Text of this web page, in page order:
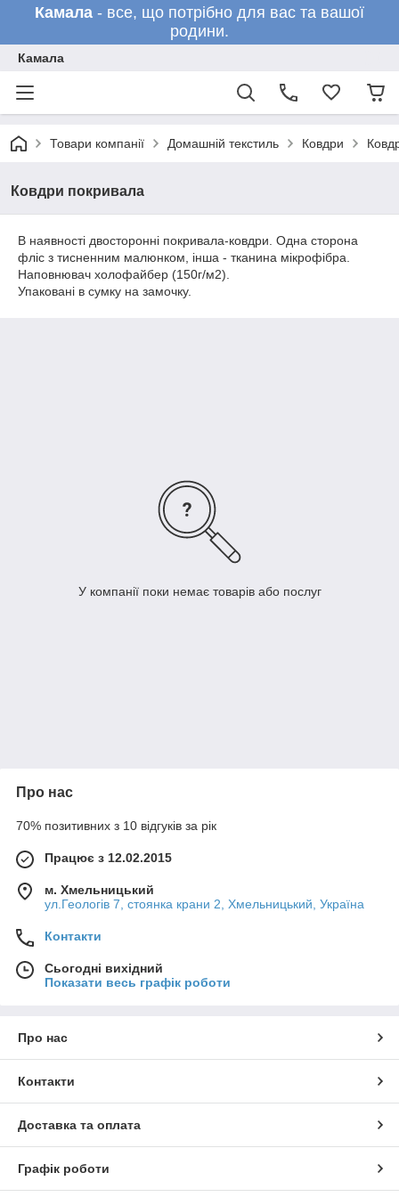
Камала - все, що потрібно для вас та вашої
родини.
Камала
Товари компанії Домашній текстиль Ковдри
Ковдри покривала
В наявності двосторонні покривала-ковдри. Одна сторона
фліс з тисненним малюнком, інша - тканина мікрофібра.
Наповнювач холофайбер (150г/м2).
Упаковані в сумку на замочку.
У компанії поки немає товарів або послуг
Про нас
70% позитивних з 10 відгуків за рік
Працює з 12.02.2015
м. Хмельницький
ул.Геологів 7, стоянка крани 2, Хмельницький, Україна
Контакти
Сьогодні вихідний
Показати весь графік роботи
Про нас
Контакти
Доставка та оплата
Графік роботи